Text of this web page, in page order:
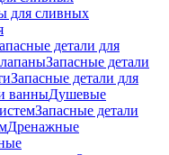
для сливных
детали для
Запасные детали
Запасные детали для
ванныДушевые
Запасные детали
Дренажные